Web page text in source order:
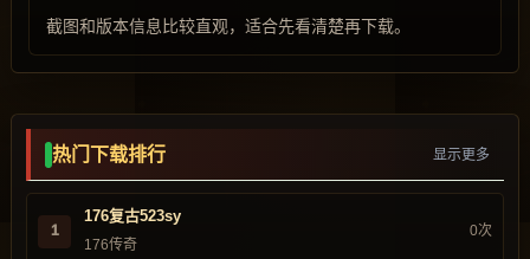
截图和版本信息比较直观，适合先看清楚再下载。
热门下载排行 显示更多
1
176复古523sy
176传奇
0次